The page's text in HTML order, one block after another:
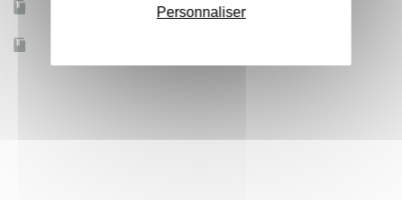
Oui
Personnaliser